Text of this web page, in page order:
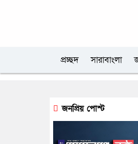
প্রচ্ছদ সারাবাংলা
জনপ্রিয় পোস্ট